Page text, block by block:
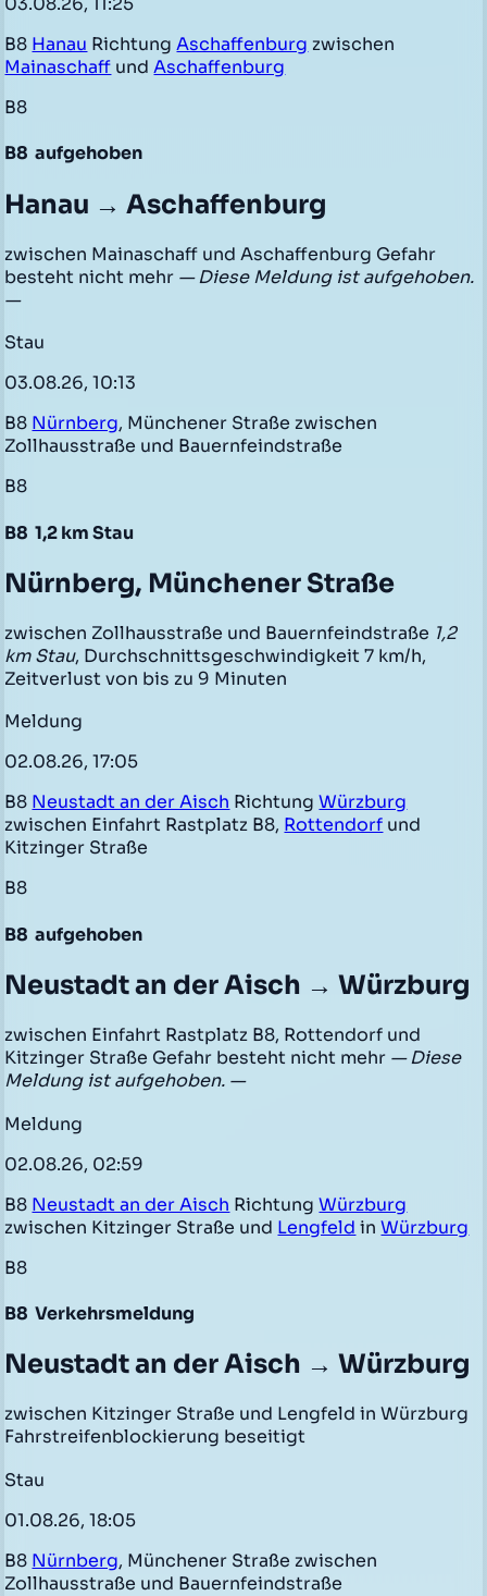
B8 Hanau RichtungAschaffenburg zwischen
Mainaschaff undAschaffenburg
B8
B8 aufgehoben
Hanau → Aschaffenburg
zwischen Mainaschaff und Aschaffenburg Gefahr
besteht nicht mehr — Diese Meldung ist aufgehoben.
—
Stau
03.08.26, 10:13
B8 Nürnberg, Münchener Straße zwischen
Zollhausstraße und Bauernfeindstraße
B8
B8 1,2 km Stau
Nürnberg, Münchener Straße
zwischen Zollhausstraße und Bauernfeindstraße 1,2
km Stau, Durchschnittsgeschwindigkeit 7 km/h,
Zeitverlust von bis zu 9 Minuten
Meldung
02.08.26, 17:05
B8 Neustadt an der Aisch RichtungWürzburg
zwischen Einfahrt Rastplatz B8, Rottendorf und
Kitzinger Straße
B8
B8 aufgehoben
Neustadt an der Aisch → Würzburg
zwischen Einfahrt Rastplatz B8, Rottendorf und
Kitzinger Straße Gefahr besteht nicht mehr — Diese
Meldung ist aufgehoben. —
Meldung
02.08.26, 02:59
B8 Neustadt an der Aisch RichtungWürzburg
zwischen Kitzinger Straße und Lengfeld inWürzburg
B8
B8 Verkehrsmeldung
Neustadt an der Aisch → Würzburg
zwischen Kitzinger Straße und Lengfeld in Würzburg
Fahrstreifenblockierung beseitigt
Stau
01.08.26, 18:05
B8 Nürnberg, Münchener Straße zwischen
Zollhausstraße und Bauernfeindstraße